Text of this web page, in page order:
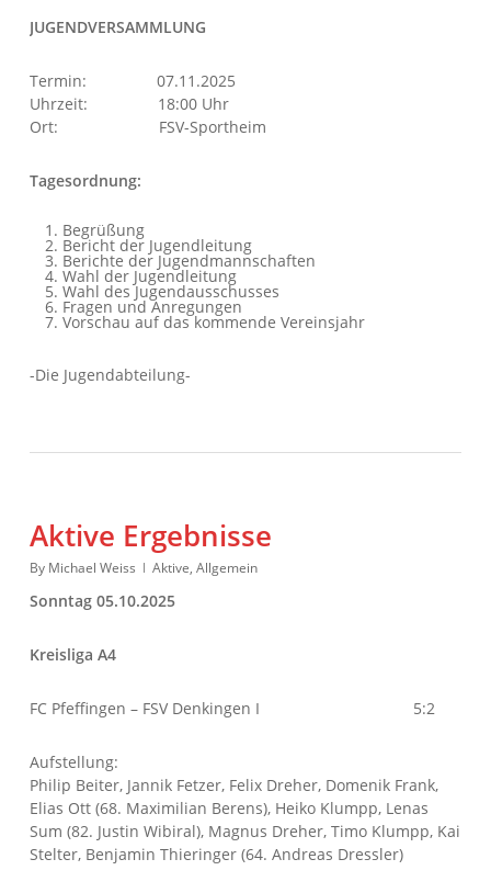
JUGENDVERSAMMLUNG
Termin: 07.11.2025
Uhrzeit: 18:00 Uhr
Ort: FSV-Sportheim
Tagesordnung:
Begrüßung
Bericht der Jugendleitung
Berichte der Jugendmannschaften
Wahl der Jugendleitung
Wahl des Jugendausschusses
Fragen und Anregungen
Vorschau auf das kommende Vereinsjahr
-Die Jugendabteilung-
Aktive Ergebnisse
By Michael Weiss Aktive, Allgemein
Sonntag 05.10.2025
Kreisliga A4
FC Pfeffingen – FSV Denkingen I 5:2
Aufstellung:
Philip Beiter, Jannik Fetzer, Felix Dreher, Domenik Frank,
Elias Ott (68. Maximilian Berens), Heiko Klumpp, Lenas
Sum (82. Justin Wibiral), Magnus Dreher, Timo Klumpp, Kai
Stelter, Benjamin Thieringer (64. Andreas Dressler)